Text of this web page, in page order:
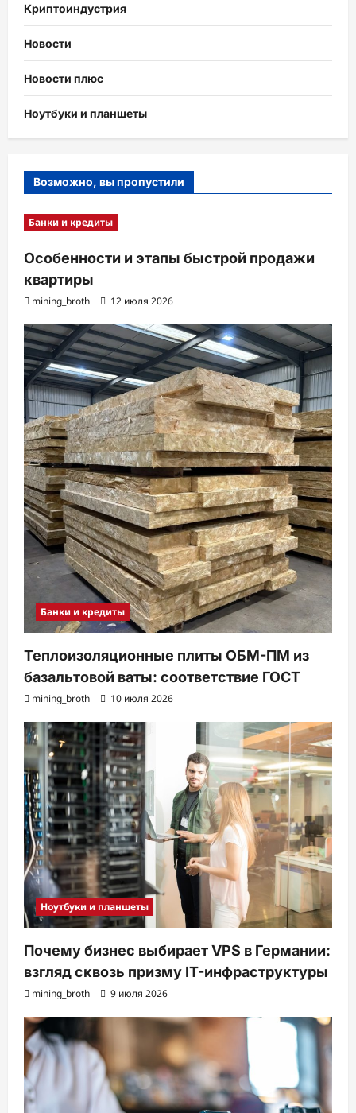
Криптоиндустрия
Новости
Новости плюс
Ноутбуки и планшеты
Возможно, вы пропустили
Банки и кредиты
Особенности и этапы быстрой продажи
квартиры
mining_broth 12 июля 2026
Банки и кредиты
Теплоизоляционные плиты ОБМ-ПМ из
базальтовой ваты: соответствие ГОСТ
mining_broth 10 июля 2026
Ноутбуки и планшеты
Почему бизнес выбирает VPS в Германии:
взгляд сквозь призму IT-инфраструктуры
mining_broth 9 июля 2026